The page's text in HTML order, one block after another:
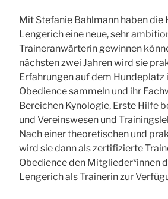
Mit Stefanie Bahlmann haben die
Lengerich eine neue, sehr
Traineranwärterin gewinnen
nächsten zwei Jahren wird sie
Erfahrungen auf dem Hundeplatz
Obedience sammeln und ihr
Bereichen Kynologie, Erste Hilfe
und Vereinswesen und
Nach einer theoretischen und
wird sie dann als zertifizierte
Obedience den Mitglieder*innen
Lengerich als Trainerin zur